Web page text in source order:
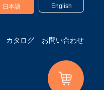
日本語 English
カタログ お問い合わせ